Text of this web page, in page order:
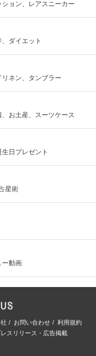
ョン、レアスニーカー
ダイエット
ネン、タンブラー
お土産、スーツケース
日プレゼント
星術
ー動画
お問い合わせ
利用規約
スリリース・広告掲載